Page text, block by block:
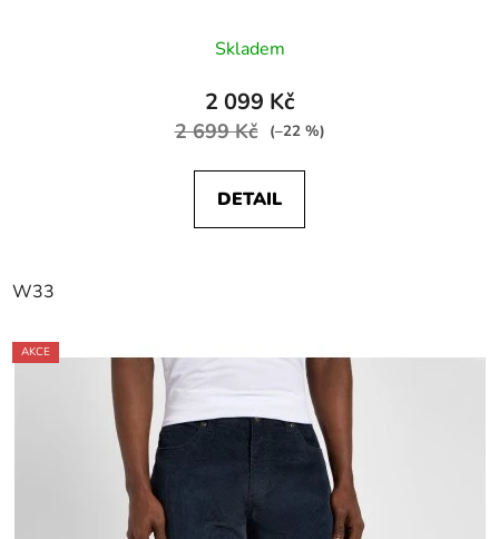
Skladem
2 099 Kč
2 699 Kč (–22 %)
DETAIL
W33
AKCE